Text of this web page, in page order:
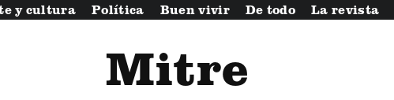
y cultura Política Buen vivir De todo La revista
Mitre